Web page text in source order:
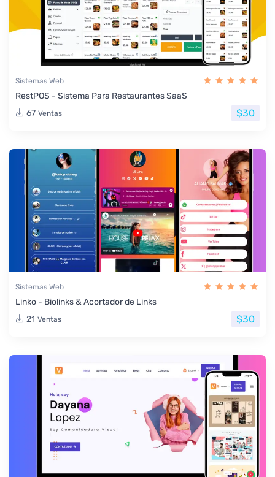
Sistemas Web
RestPOS - Sistema Para Restaurantes SaaS
67 Ventas $30
Sistemas Web
Linko - Biolinks & Acortador de Links
21 Ventas $30